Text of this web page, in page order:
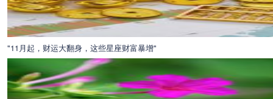
"11月起，财运大翻身，这些星座财富暴增"